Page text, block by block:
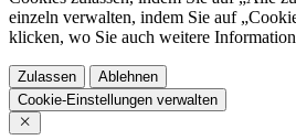
einzeln verwalten, indem Sie auf
klicken, wo Sie auch weitere
Zulassen
Ablehnen
Cookie-Einstellungen verwalten